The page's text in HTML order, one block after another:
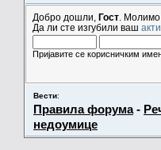
Добро дошли, Гост .
Да ли сте изгубили ваш
Пријавите се корисничким
Вести:
Правила форума-
недоумице